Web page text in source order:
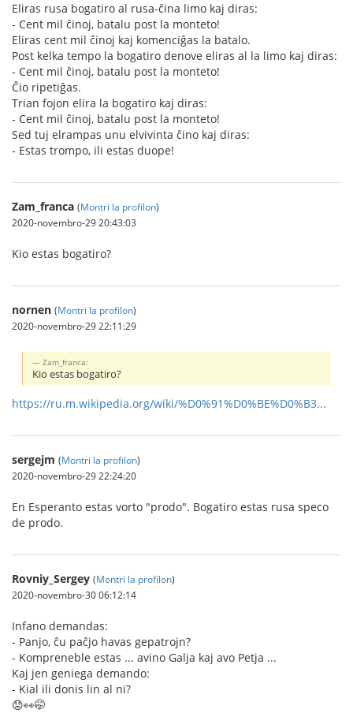
Eliras rusa bogatiro al rusa-ĉina limo kaj diras:
- Cent mil ĉinoj, batalu post la monteto!
Eliras cent mil ĉinoj kaj komenciĝas la batalo.
Post kelka tempo la bogatiro denove eliras al la limo kaj diras:
- Cent mil ĉinoj, batalu post la monteto!
Ĉio ripetiĝas.
Trian fojon elira la bogatiro kaj diras:
- Cent mil ĉinoj, batalu post la monteto!
Sed tuj elrampas unu elvivinta ĉino kaj diras:
- Estas trompo, ili estas duope!
Zam_franca (Montri la profilon)
2020-novembro-29 20:43:03
Kio estas bogatiro?
nornen (Montri la profilon)
2020-novembro-29 22:11:29
Zam_franca:
Kio estas bogatiro?
https://ru.m.wikipedia.org/wiki/%D0%91%D0%BE%D0%B3...
sergejm (Montri la profilon)
2020-novembro-29 22:24:20
En Esperanto estas vorto "prodo". Bogatiro estas rusa speco
de prodo.
Rovniy_Sergey (Montri la profilon)
2020-novembro-30 06:12:14
Infano demandas:
- Panjo, ĉu paĉjo havas gepatrojn?
- Kompreneble estas ... avino Galja kaj avo Petja ...
Kaj jen geniega demando:
- Kial ili donis lin al ni?
😟👀🤭